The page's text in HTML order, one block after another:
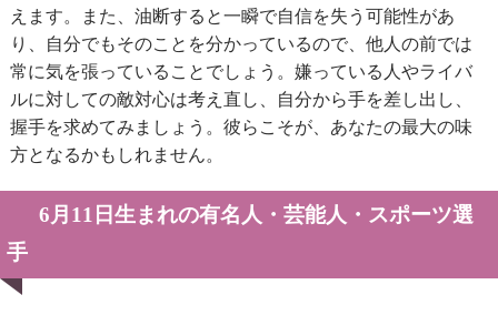
えます。また、油断すると一瞬で自信を失う可能性があ
り、自分でもそのことを分かっているので、他人の前では
常に気を張っていることでしょう。嫌っている人やライバ
ルに対しての敵対心は考え直し、自分から手を差し出し、
握手を求めてみましょう。彼らこそが、あなたの最大の味
方となるかもしれません。
6月11日生まれの有名人・芸能人・スポーツ選
手